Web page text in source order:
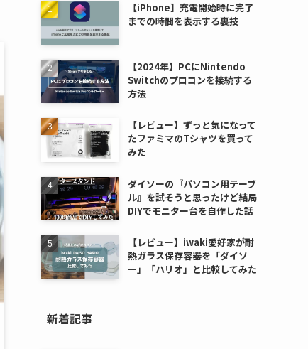
【iPhone】充電開始時に完了
までの時間を表示する裏技
【2024年】PCにNintendo
Switchのプロコンを接続する
方法
【レビュー】ずっと気になって
たファミマのTシャツを買って
みた
ダイソーの『パソコン用テーブ
ル』を試そうと思ったけど結局
DIYでモニター台を自作した話
【レビュー】iwaki愛好家が耐
熱ガラス保存容器を「ダイソ
ー」「ハリオ」と比較してみた
新着記事